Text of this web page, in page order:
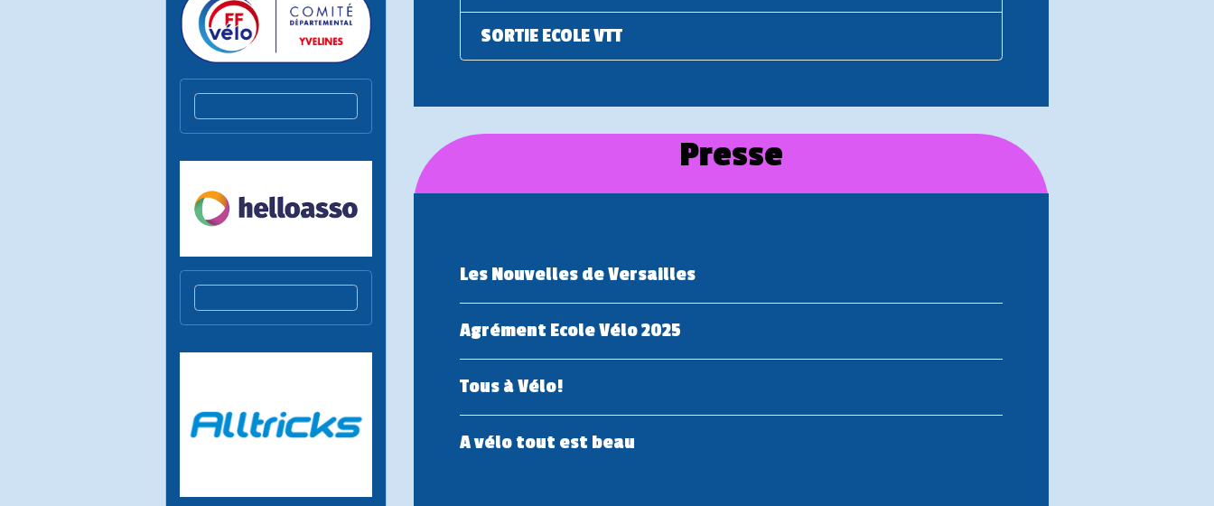
SORTIE ECOLE VTT
Presse
Les Nouvelles de Versailles
Agrément Ecole Vélo 2025
Tous à Vélo!
A vélo tout est beau